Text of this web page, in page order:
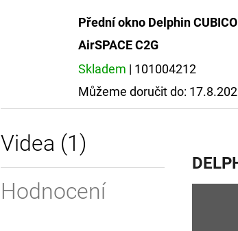
Přední okno Delphin
AirSPACE C2G
Skladem | 101004212
Můžeme doručit do:
Videa (1)
Hodnocení